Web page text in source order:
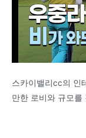
스카이밸리cc의 인
만한 로비와 규모를